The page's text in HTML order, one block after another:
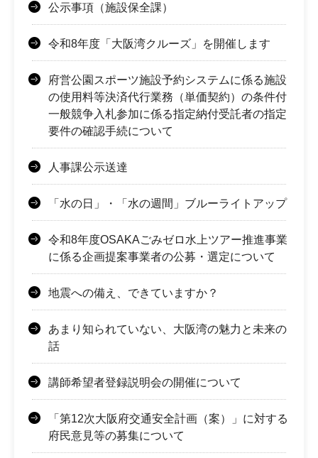
公示事項（施設保全課）
令和8年度「大阪湾クルーズ」を開催します
府営公園スポーツ施設予約システムに係る施設
の使用料等決済代行業務（単価契約）の条件付
一般競争入札参加に係る指定納付受託者の指定
要件の確認手続について
人事課公示送達
「水の日」・「水の週間」ブルーライトアップ
令和8年度OSAKAごみゼロ水上ツアー推進事業
に係る企画提案事業者の公募・選定について
地震への備え、できていますか？
あまり知られていない、大阪湾の魅力と未来の
話
講師希望者登録説明会の開催について
「第12次大阪府交通安全計画（案）」に対する
府民意見等の募集について